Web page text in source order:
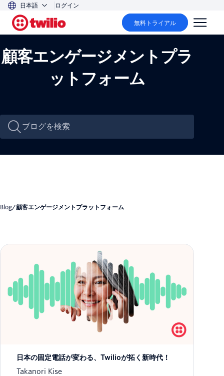
日本語 ログイン
無料トライアル
顧客エンゲージメントプラ
ットフォーム
Blog/ 顧客エンゲージメントプラットフォーム
日本の固定電話が変わる、Twilioが拓く新時代！
Takanori Kise